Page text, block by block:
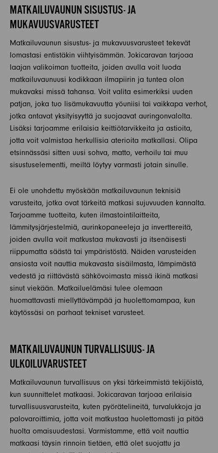
MATKAILUVAUNUN SISUSTUS- JA
MUKAVUUSVARUSTEET
Matkailuvaunun sisustus- ja mukavuusvarusteet tekevät
lomastasi entistäkin viihtyisämmän. Jokicaravan tarjoaa
laajan valikoiman tuotteita, joiden avulla voit luoda
matkailuvaunuusi kodikkaan ilmapiirin ja tuntea olon
mukavaksi missä tahansa. Voit valita esimerkiksi uuden
patjan, joka tuo lisämukavuutta yöuniisi tai vaikkapa verhot,
jotka antavat yksityisyyttä ja suojaavat auringonvalolta.
Lisäksi tarjoamme erilaisia keittiötarvikkeita ja astioita,
jotta voit valmistaa herkullisia aterioita matkallasi. Olipa
etsinnässäsi sitten uusi sohva, matto, verhoilu tai muu
sisustuselementti, meiltä löytyy varmasti jotain sinulle.
Ei ole unohdettu myöskään matkailuvaunun teknisiä
varusteita, jotka ovat tärkeitä matkasi sujuvuuden kannalta.
Tarjoamme tuotteita, kuten ilmastointilaitteita,
lämmitysjärjestelmiä, aurinkopaneeleja ja inverttereitä,
joiden avulla voit matkustaa mukavasti ja itsenäisesti
riippumatta säästä tai ympäristöstä. Näiden varusteiden
ansiosta voit nauttia mukavasta sisäilmasta, lämpimästä
vedestä ja riittävästä sähkövoimasta missä ikinä matkasi
sinut viekään. Matkailuelämäsi tulee olemaan
huomattavasti miellyttävämpää ja huolettomampaa, kun
käytössäsi on parhaat tekniset varusteet.
MATKAILUVAUNUN TURVALLISUUS- JA
ULKOILUVARUSTEET
Matkailuvaunun turvallisuus on yksi tärkeimmistä tekijöistä,
kun suunnittelet matkaasi. Jokicaravan tarjoaa erilaisia
turvallisuusvarusteita, kuten pyörätelineitä, turvalukkoja ja
palovaroittimia, jotta voit matkustaa huolettomasti ja pitää
huolta omaisuudestasi. Varmistamme, että voit nauttia
matkaasi täysin rinnoin tietäen, että olet suojattu ja